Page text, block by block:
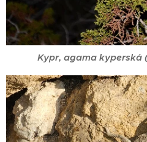
Kypr, agama kyperská